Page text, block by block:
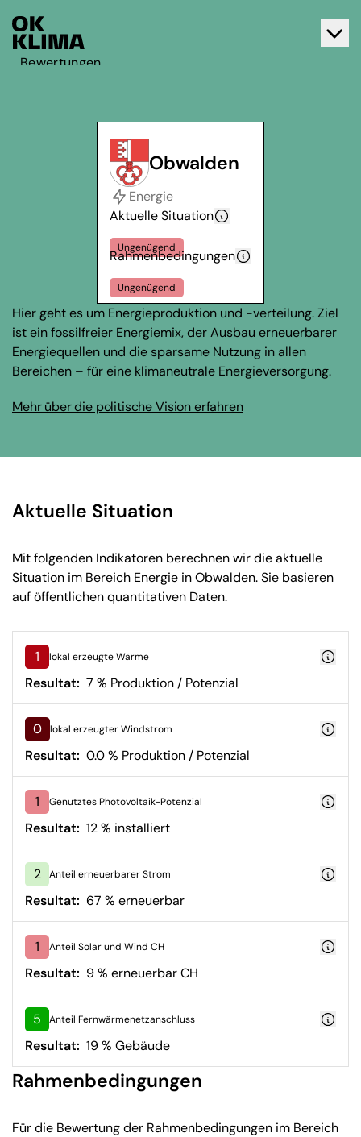
Bewertungen
Obwalden
Energie
Aktuelle Situation
Ungenügend
Rahmenbedingungen
Ungenügend
Hier geht es um Energieproduktion und -verteilung. Ziel
ist ein fossilfreier Energiemix, der Ausbau erneuerbarer
Energiequellen und die sparsame Nutzung in allen
Bereichen – für eine klimaneutrale Energieversorgung.
Mehr über die politische Vision erfahren
Aktuelle Situation
Mit folgenden Indikatoren berechnen wir die aktuelle
Situation im Bereich Energie in Obwalden. Sie basieren
auf öffentlichen quantitativen Daten.
1 lokal erzeugte Wärme
Resultat: 7 % Produktion / Potenzial
0 lokal erzeugter Windstrom
Resultat: 0.0 % Produktion / Potenzial
1 Genutztes Photovoltaik-Potenzial
Resultat: 12 % installiert
2 Anteil erneuerbarer Strom
Resultat: 67 % erneuerbar
1 Anteil Solar und Wind CH
Resultat: 9 % erneuerbar CH
5 Anteil Fernwärmenetzanschluss
Resultat: 19 % Gebäude
Rahmenbedingungen
Für die Bewertung der Rahmenbedingungen im Bereich